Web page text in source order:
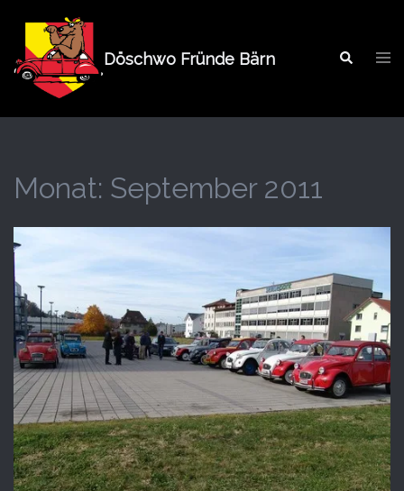
Inhalt
Döschwo Fründe Bärn Search
Monat: September 2011